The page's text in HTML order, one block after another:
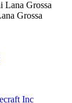
Grossa
Inc